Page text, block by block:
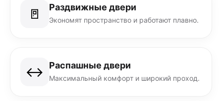
🚪 Раздвижные двери
Экономят пространство и работают плавно.
↔️ Распашные двери
Максимальный комфорт и широкий проход.